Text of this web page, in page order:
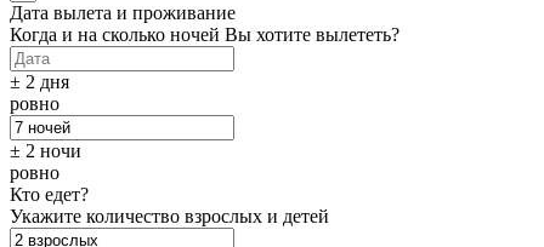
Дата вылета и проживание
Когда и на сколько ночей Вы хотите вылететь?
± 2 дня
ровно
± 2 ночи
ровно
Кто едет?
Укажите количество взрослых и детей